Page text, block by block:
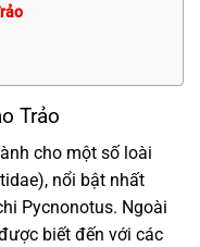
Trảo
cho một số loài
nổi bật nhất
Pycnonotus. Ngoài
biết đến với các